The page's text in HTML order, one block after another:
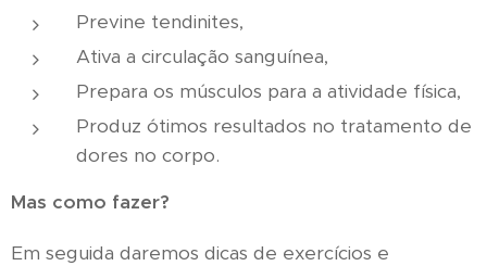
Previne tendinites,
Ativa a circulação sanguínea,
Prepara os músculos para a atividade física,
Produz ótimos resultados no tratamento de
dores no corpo.
Mas como fazer?
Em seguida daremos dicas de exercícios e